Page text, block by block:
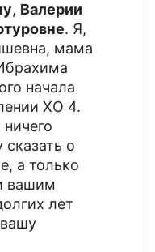
, Валерии
. Я,
мама
начала
ХО 4.
сказать о
а только
вашим
лет